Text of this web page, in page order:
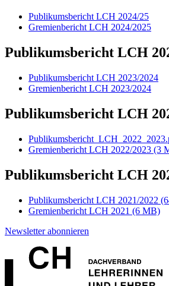
Publikumsbericht LCH 2024/25
Gremienbericht LCH 2024/2025
Publikumsbericht LCH
Publikumsbericht LCH 2023/2024
Gremienbericht LCH 2023/2024
Publikumsbericht LCH
Gremienbericht LCH 2022/2023 (3
Publikumsbericht LCH
Publikumsbericht LCH 2021/2022
Gremienbericht LCH 2021 (6 MB)
Newsletter abonnieren